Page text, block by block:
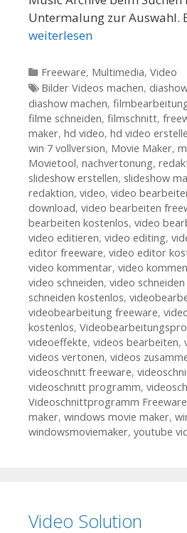
Untermalung zur Auswahl.
weiterlesen
Kategorien
Freeware, Multimedia, Video
Tags
Bilder Videos machen,
diashow machen,
filme schneiden, filmschnitt,
maker, hd video, hd video
win 7 vollversion, Movie Maker,
Movietool, nachvertonung,
slideshow erstellen, slideshow
redaktion, video, video
download, video bearbeiten
bearbeiten kostenlos, video
video editieren, video editing,
editor freeware, video editor
video kommentar, video
video schneiden, video
schneiden kostenlos,
videobearbeitung freeware,
kostenlos,
videoeffekte, videos bearbeiten,
videos vertonen, videos
videoschnitt freeware,
videoschnitt programm,
Videoschnittprogramm Freeware
maker, windows movie maker,
windowsmoviemaker, youtube
Video Solution